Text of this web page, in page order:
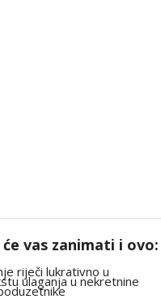
će vas zanimati i ovo: